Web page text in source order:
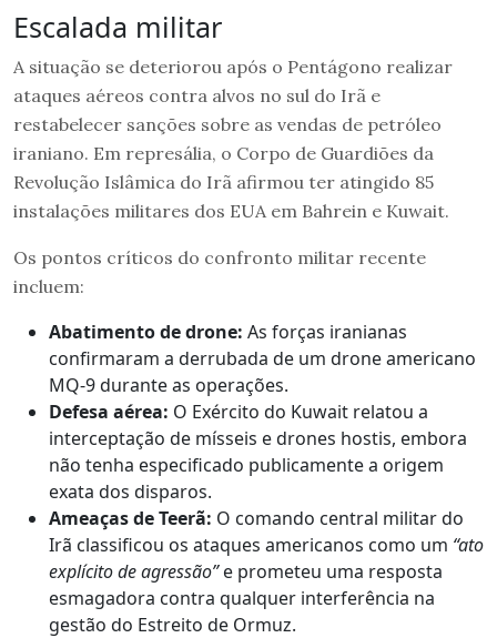
Escalada militar
A situação se deteriorou após o Pentágono realizar
ataques aéreos contra alvos no sul do Irã e
restabelecer sanções sobre as vendas de petróleo
iraniano. Em represália, o Corpo de Guardiões da
Revolução Islâmica do Irã afirmou ter atingido 85
instalações militares dos EUA em Bahrein e Kuwait.
Os pontos críticos do confronto militar recente
incluem:
Abatimento de drone: As forças iranianas
confirmaram a derrubada de um drone americano
MQ-9 durante as operações.
Defesa aérea: O Exército do Kuwait relatou a
interceptação de mísseis e drones hostis, embora
não tenha especificado publicamente a origem
exata dos disparos.
Ameaças de Teerã: O comando central militar do
Irã classificou os ataques americanos como um “ato
explícito de agressão”e prometeu uma resposta
esmagadora contra qualquer interferência na
gestão do Estreito de Ormuz.